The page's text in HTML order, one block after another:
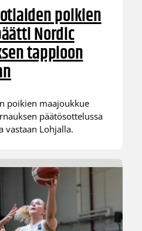
poikien
Nordic
tappioon
poikien maajoukkue
päätösottelussa
vastaan Lohjalla.